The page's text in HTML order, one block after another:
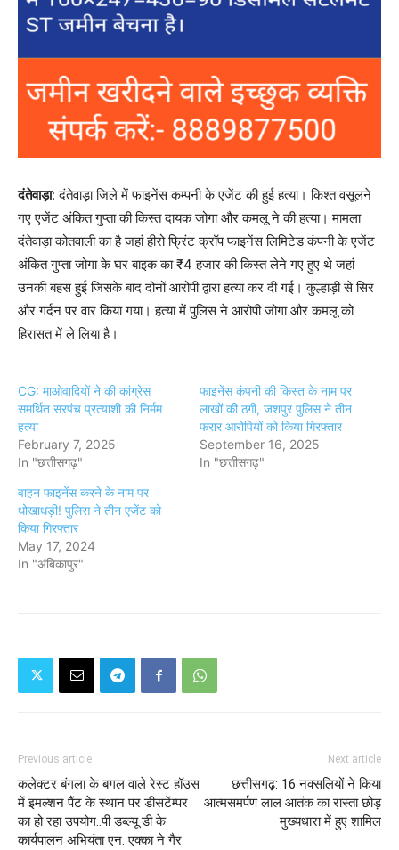
दंतेवाड़ा: दंतेवाड़ा जिले में फाइनेंस कम्पनी के एजेंट की हुई हत्या। किश्त वसूलने
गए एजेंट अंकित गुप्ता की किस्त दायक जोगा और कमलू ने की हत्या। मामला
दंतेवाड़ा कोतवाली का है जहां हीरो फ्रिंट क्रॉप फाइनेंस लिमिटेड कंपनी के एजेंट
अंकित गुप्ता जोगा के घर बाइक का ₹4 हजार की किस्त लेने गए हुए थे जहां
उनकी बहस हुई जिसके बाद दोनों आरोपी द्वारा हत्या कर दी गई। कुल्हाड़ी से सिर
और गर्दन पर वार किया गया। हत्या में पुलिस ने आरोपी जोगा और कमलू को
हिरासत में ले लिया है।
CG: माओवादियों ने की कांग्रेस
समर्थित सरपंच प्रत्याशी की निर्मम
हत्या
February 7, 2025
In "छत्तीसगढ़"
फाइनेंस कंपनी की किस्त के नाम पर
लाखों की ठगी, जशपुर पुलिस ने तीन
फरार आरोपियों को किया गिरफ्तार
September 16, 2025
In "छत्तीसगढ़"
वाहन फाइनेंस करने के नाम पर
धोखाधड़ी! पुलिस ने तीन एजेंट को
किया गिरफ्तार
May 17, 2024
In "अंबिकापुर"
Previous article
कलेक्टर बंगला के बगल वाले रेस्ट हॉउस
में इमल्शन पैंट के स्थान पर डीसटेंम्पर
का हो रहा उपयोग..पी डब्ल्यू डी के
कार्यपालन अभियंता एन. एक्का ने गैर
Next article
छत्तीसगढ़: 16 नक्सलियों ने किया
आत्मसमर्पण लाल आतंक का रास्ता छोड़
मुख्यधारा में हुए शामिल